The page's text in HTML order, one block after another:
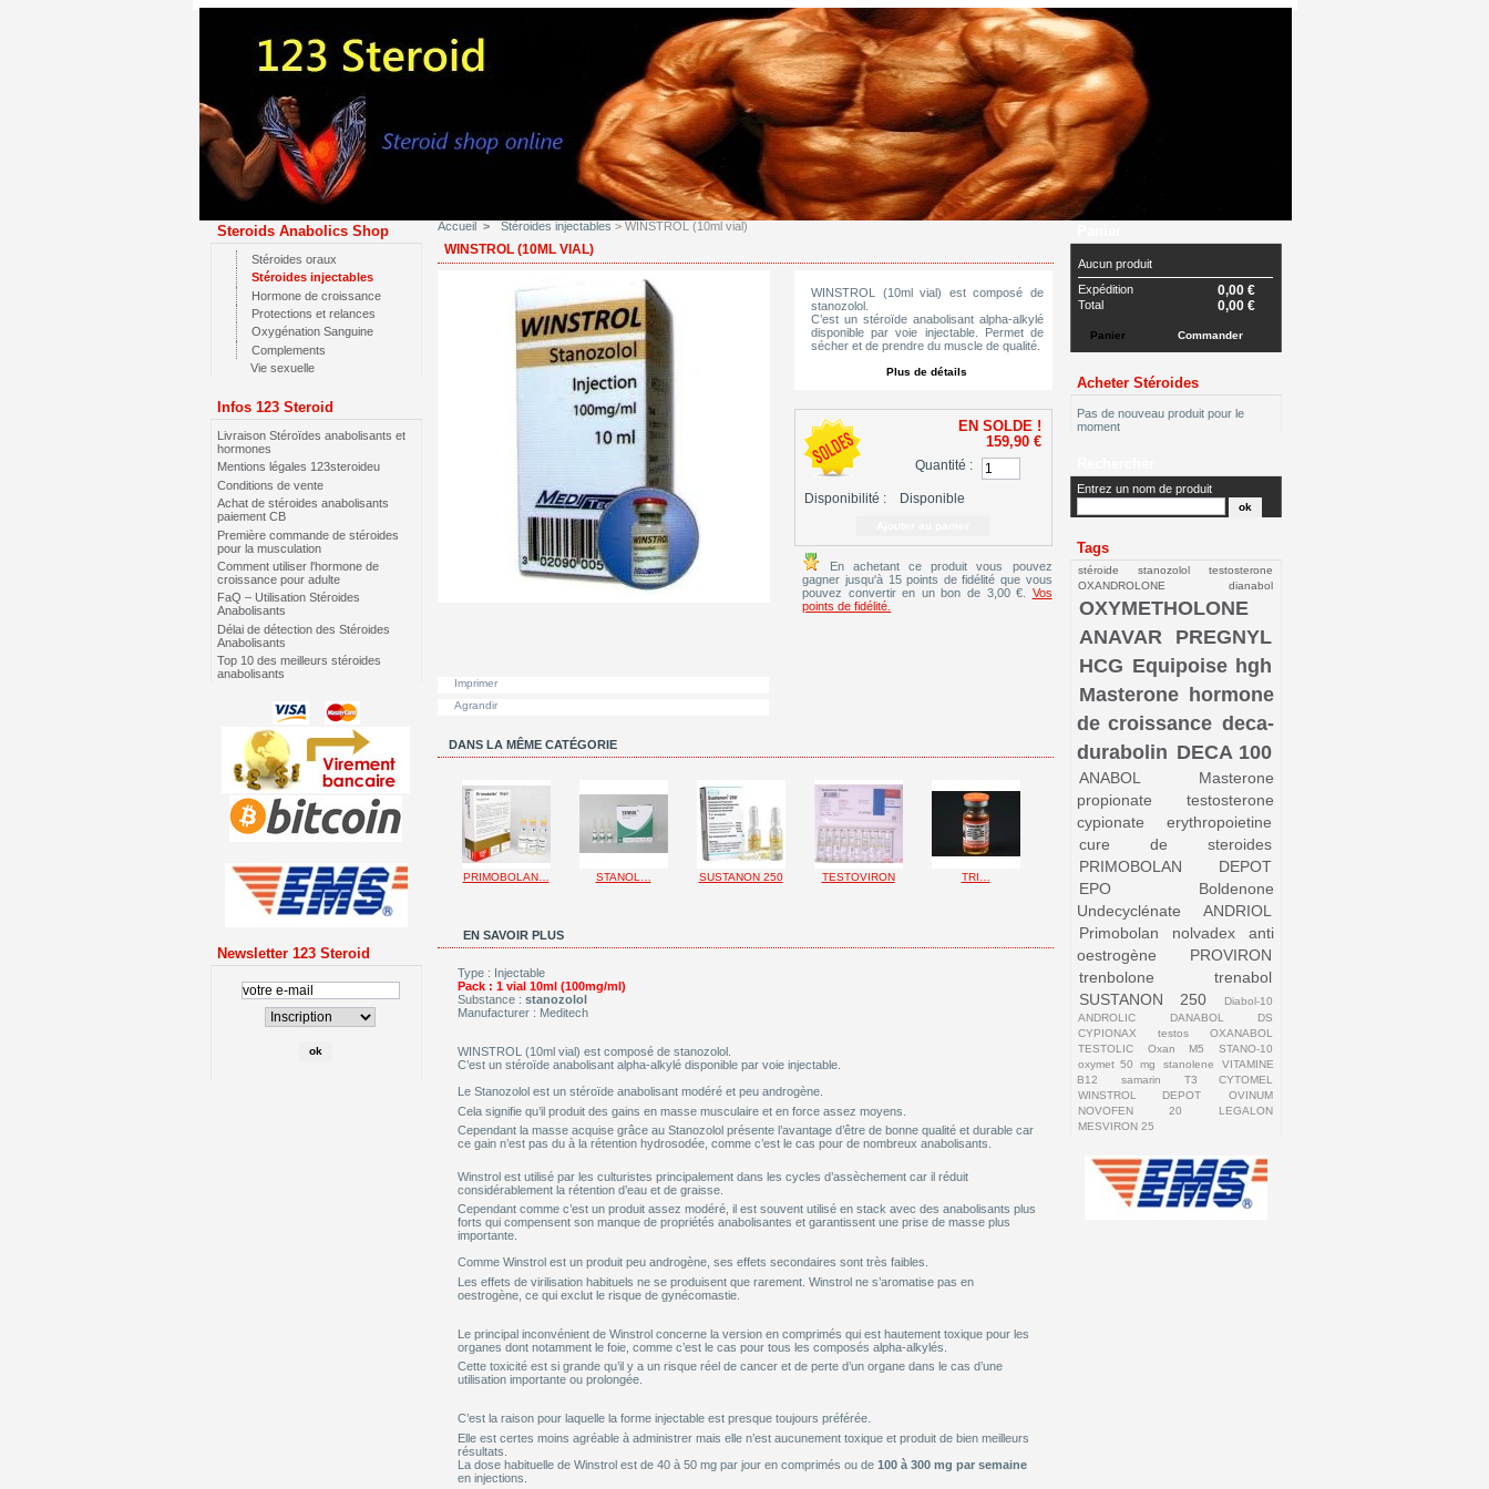
Steroids Anabolics Shop
Stéroides oraux
Stéroides injectables
Hormone de croissance
Protections et relances
Oxygénation Sanguine
Complements
Vie sexuelle
Infos 123 Steroid
Livraison Stéroïdes anabolisants et
hormones
Mentions légales 123steroideu
Conditions de vente
Achat de stéroides anabolisants
paiement CB
Première commande de stéroides
pour la musculation
Comment utiliser l'hormone de
croissance pour adulte
FaQ – Utilisation Stéroides
Anabolisants
Délai de détection des Stéroides
Anabolisants
Top 10 des meilleurs stéroides
anabolisants
Newsletter 123 Steroid
Accueil > Stéroides injectables > WINSTROL (10ml vial)
WINSTROL (10ML VIAL)
Imprimer
Agrandir
WINSTROL (10ml vial) est composé de
stanozolol.
C’est un stéroïde anabolisant alpha-alkylé
disponible par voie injectable. Permet de
sécher et de prendre du muscle de qualité.
Plus de détails
EN SOLDE !
159,90 €
Quantité :
Disponibilité : Disponible
En achetant ce produit vous pouvez
gagner jusqu'à 15 points de fidélité que vous
pouvez convertir en un bon de 3,00 €. Vos
points de fidélité.
DANS LA MÊME CATÉGORIE
PRIMOBOLAN… STANOL… SUSTANON 250 TESTOVIRON TRI…
EN SAVOIR PLUS
Type : Injectable
Pack : 1 vial 10ml (100mg/ml)
Substance :stanozolol
Manufacturer : Meditech
WINSTROL (10ml vial) est composé de stanozolol.
C’est un stéroïde anabolisant alpha-alkylé disponible par voie injectable.
Le Stanozolol est un stéroïde anabolisant modéré et peu androgène.
Cela signifie qu’il produit des gains en masse musculaire et en force assez moyens.
Cependant la masse acquise grâce au Stanozolol présente l’avantage d’être de bonne qualité et durable car
ce gain n’est pas du à la rétention hydrosodée, comme c’est le cas pour de nombreux anabolisants.
Winstrol est utilisé par les culturistes principalement dans les cycles d’assèchement car il réduit
considérablement la rétention d’eau et de graisse.
Cependant comme c’est un produit assez modéré, il est souvent utilisé en stack avec des anabolisants plus
forts qui compensent son manque de propriétés anabolisantes et garantissent une prise de masse plus
importante.
Comme Winstrol est un produit peu androgène, ses effets secondaires sont très faibles.
Les effets de virilisation habituels ne se produisent que rarement. Winstrol ne s’aromatise pas en
oestrogène, ce qui exclut le risque de gynécomastie.
Le principal inconvénient de Winstrol concerne la version en comprimés qui est hautement toxique pour les
organes dont notamment le foie, comme c’est le cas pour tous les composés alpha-alkylés.
Cette toxicité est si grande qu’il y a un risque réel de cancer et de perte d’un organe dans le cas d’une
utilisation importante ou prolongée.
C’est la raison pour laquelle la forme injectable est presque toujours préférée.
Elle est certes moins agréable à administrer mais elle n’est aucunement toxique et produit de bien meilleurs
résultats.
La dose habituelle de Winstrol est de 40 à 50 mg par jour en comprimés ou de100 à 300 mg par semaine
en injections.
Aucun produit
Expédition
0,00 €
Total 0,00 €
Panier Commander
Acheter Stéroides
Pas de nouveau produit pour le
moment
Entrez un nom de produit
Tags
stéroide stanozolol
testosterone
OXANDROLONE
dianabol
OXYMETHOLONE
ANAVAR
PREGNYL
HCG Equipoise hgh
Masterone hormone
de croissance deca-
durabolin DECA 100
ANABOL
Masterone
propionate
testosterone
cypionate
erythropoietine
cure de steroides
PRIMOBOLAN DEPOT
EPO
Boldenone
Undecyclénate
ANDRIOL
Primobolan
nolvadex
anti
oestrogène
PROVIRON
trenbolone
trenabol
SUSTANON 250
Diabol-10
ANDROLIC
DANABOL DS
CYPIONAX
testos
OXANABOL
TESTOLIC
Oxan M5
STANO-10
oxymet 50 mg
stanolene
VITAMINE
B12
samarin
T3 CYTOMEL
WINSTROL DEPOT
OVINUM
NOVOFEN 20
LEGALON
MESVIRON 25